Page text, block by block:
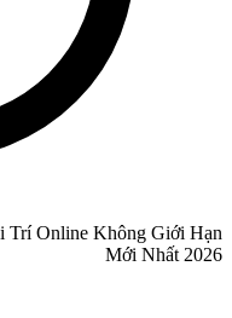
Trí Online Không Giới Hạn
Mới Nhất 2026